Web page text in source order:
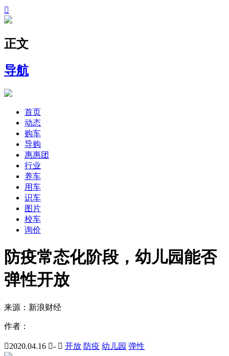

正文
导航
首页
动态
购车
导购
惠惠团
行业
养车
用车
识车
图片
校车
询价
防疫常态化阶段，幼儿园能否
弹性开放
来源： 新浪财经
作者：
2020.04.16 -  开放 防疫 幼儿园 弹性